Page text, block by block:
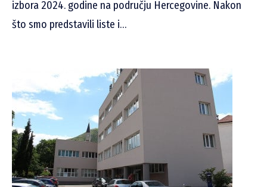
izbora 2024. godine na području Hercegovine. Nakon
što smo predstavili liste i…